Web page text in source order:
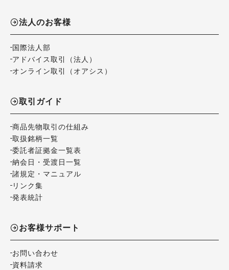
法人のお客様
国際法人部
アドバイス取引（法人）
オンライン取引（オアシス）
取引ガイド
商品先物取引の仕組み
取扱銘柄一覧
委託者証拠金一覧表
納会日・受渡日一覧
諸規定・マニュアル
リンク集
発表統計
お客様サポート
お問い合わせ
資料請求